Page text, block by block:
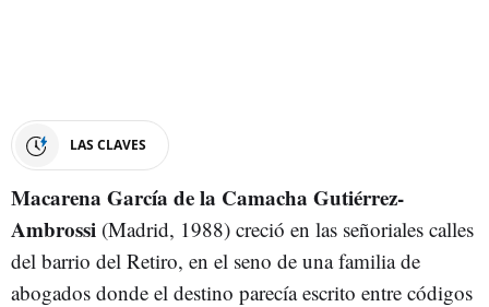
LAS CLAVES
Macarena García de la Camacha Gutiérrez-
Ambrossi (Madrid, 1988) creció en las señoriales calles
del barrio del Retiro, en el seno de una familia de
abogados donde el destino parecía escrito entre códigos